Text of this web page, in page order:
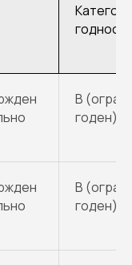
В
годен)
В
годен)